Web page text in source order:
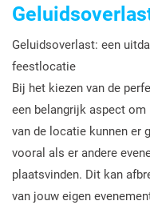
Geluidsoverlast: een
feestlocatie
Bij het kiezen van de
een belangrijk aspect
van de locatie kunnen er
vooral als er andere
plaatsvinden. Dit kan
van jouw eigen